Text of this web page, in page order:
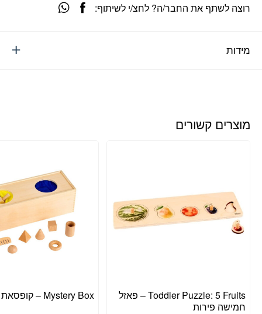
מידות
רוצה לשתף את החבר/ה? לחצ/י לשיתוף:
מוצרים קשורים
Toddler Puzzle: 5 Fruits – פאזל
חמישה פירות
Mystery Box – קופסאת מסתורין